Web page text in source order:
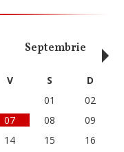
Septembrie
V S
D
01
02
07 08
09
14 15
16